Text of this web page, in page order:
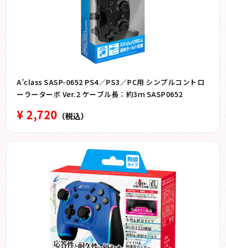
A’class SASP-0652 PS4／PS3／PC用 シンプルコントロ
ーラーターボ Ver.2 ケーブル長：約3ｍ SASP0652
¥ 2,720 （税込）